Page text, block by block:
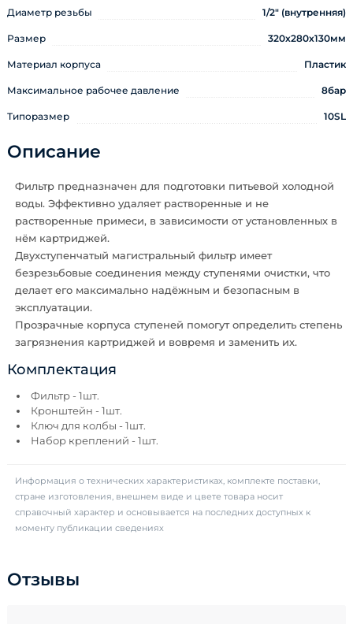
Диаметр резьбы 1/2" (внутренняя)
Размер 320х280х130мм
Материал корпуса Пластик
Максимальное рабочее давление 8бар
Типоразмер 10SL
Описание
Фильтр предназначен для подготовки питьевой холодной
воды. Эффективно удаляет растворенные и не
растворенные примеси, в зависимости от установленных в
нём картриджей.
Двухступенчатый магистральный фильтр имеет
безрезьбовые соединения между ступенями очистки, что
делает его максимально надёжным и безопасным в
эксплуатации.
Прозрачные корпуса ступеней помогут определить степень
загрязнения картриджей и вовремя и заменить их.
Комплектация
Фильтр - 1шт.
Кронштейн - 1шт.
Ключ для колбы - 1шт.
Набор креплений - 1шт.
Информация о технических характеристиках, комплекте поставки,
стране изготовления, внешнем виде и цвете товара носит
справочный характер и основывается на последних доступных к
моменту публикации сведениях
Отзывы